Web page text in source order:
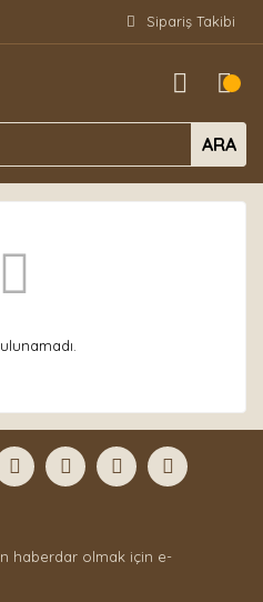
Sipariş Takibi
ARA
haberdar olmak için e-